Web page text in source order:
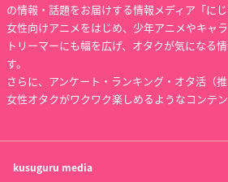
の情報・話題をお届けする情報メディア「にじ
女性向けアニメをはじめ、少年アニメやキャ
トリーマーにも幅を広げ、オタクが気になる
す。
さらに、アンケート・ランキング・オタ活（
女性オタクがワクワク楽しめるようなコンテン
kusuguru media